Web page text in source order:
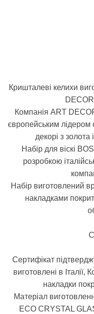
Кришталеві келихи
Компанія ART
європейським лідером
декорі з золота
Набір для віскі
розробкою
Набір виготовлений
накладками
Cертифікат
виготовлені в
накладки
Матеріал
ECO CRYSTAL